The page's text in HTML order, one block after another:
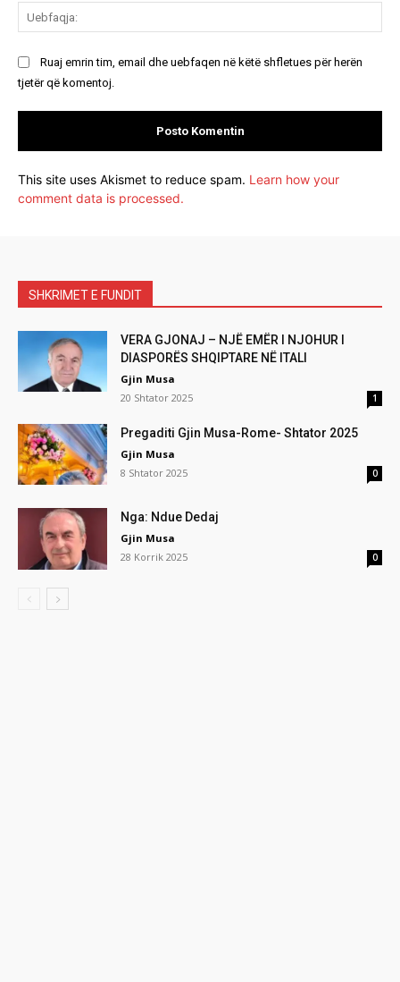
Ruaj emrin tim, email dhe uebfaqen në këtë shfletues për herën
tjetër që komentoj.
This site uses Akismet to reduce spam. Learn how your
comment data is processed.
SHKRIMET E FUNDIT
VERA GJONAJ – NJË EMËR I NJOHUR I
DIASPORËS SHQIPTARE NË ITALI
Gjin Musa
20 Shtator 2025
1
Pregaditi Gjin Musa-Rome- Shtator 2025
Gjin Musa
8 Shtator 2025
0
Nga: Ndue Dedaj
Gjin Musa
28 Korrik 2025
0